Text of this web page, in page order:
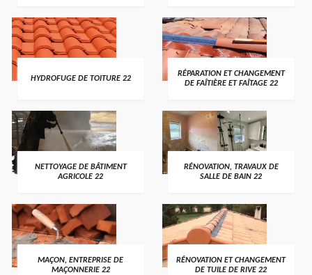
HYDROFUGE DE TOITURE 22
RÉPARATION ET CHANGEMENT
DE FAÎTIÈRE ET FAÎTAGE 22
NETTOYAGE DE BÂTIMENT
AGRICOLE 22
RÉNOVATION, TRAVAUX DE
SALLE DE BAIN 22
MAÇON, ENTREPRISE DE
MAÇONNERIE 22
RÉNOVATION ET CHANGEMENT
DE TUILE DE RIVE 22